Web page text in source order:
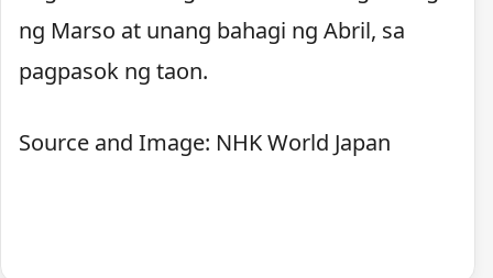
ng Marso at unang bahagi ng Abril, sa
pagpasok ng taon.
Source and Image: NHK World Japan